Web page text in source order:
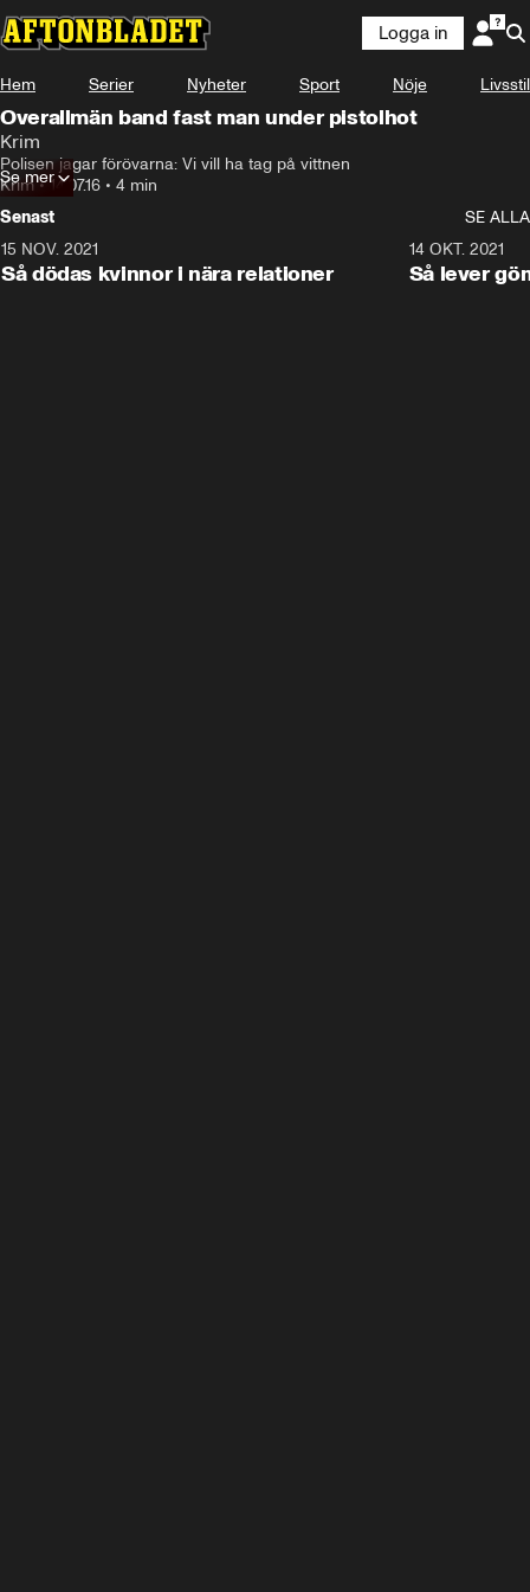
Logga in
Hem Serier Nyheter Sport Nöje Livsstil
Overallmän band fast man under pistolhot
Krim
Polisen jagar förövarna: Vi vill ha tag på vittnen
Krim•14.07.16 • 4 min
Se mer
Senast
SE ALLA
15 NOV. 2021
Så dödas kvinnor i nära relationer
14 OKT. 2021
Så lever